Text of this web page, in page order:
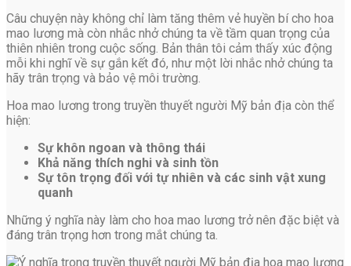
Câu chuyện này không chỉ làm tăng thêm vẻ huyền bí cho hoa
mao lương mà còn nhắc nhở chúng ta về tầm quan trọng của
thiên nhiên trong cuộc sống. Bản thân tôi cảm thấy xúc động
mỗi khi nghĩ về sự gắn kết đó, như một lời nhắc nhở chúng ta
hãy trân trọng và bảo vệ môi trường.
Hoa mao lương trong truyền thuyết người Mỹ bản địa còn thể
hiện:
Sự khôn ngoan và thông thái
Khả năng thích nghi và sinh tồn
Sự tôn trọng đối với tự nhiên và các sinh vật xung
quanh
Những ý nghĩa này làm cho hoa mao lương trở nên đặc biệt và
đáng trân trọng hơn trong mắt chúng ta.